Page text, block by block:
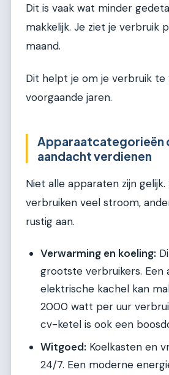
Dit is vaak wat minder
makkelijk. Je ziet je verbruik
maand.
Dit helpt je om je verbruik te
voorgaande jaren.
Apparaatcategorieën
aandacht verdienen
Niet alle apparaten zijn
verbruiken veel stroom,
rustig aan.
Verwarming en koeling:
grootste verbruikers. Een
elektrische kachel kan
2000 watt per uur
cv-ketel is ook een
Witgoed: Koelkasten en
24/7. Een moderne